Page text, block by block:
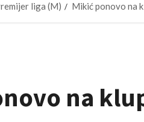
liga (M) Mikić ponovo na
na